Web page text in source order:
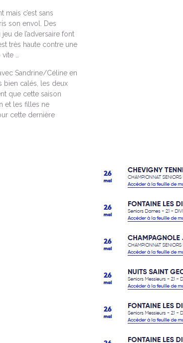
c’est sans
son envol. Des
de l’adversaire font
très haute contre une
…
Sandrine/Céline en
bien calés, les deux
que cette saison
et les filles ne
cette dernière